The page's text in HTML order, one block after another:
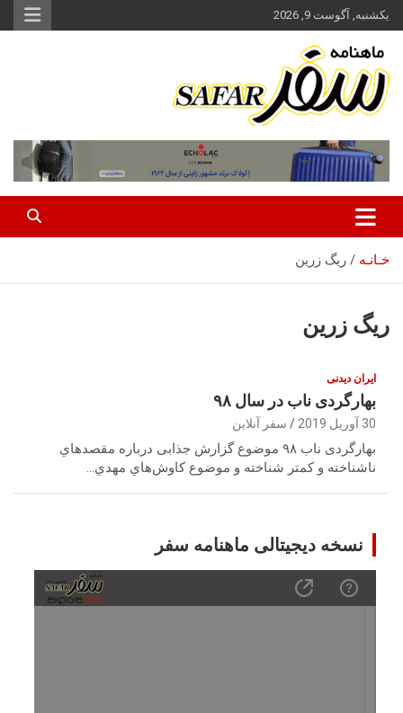
محتوا
بروید
یکشنبه, آگوست 9, 2026
سفر آنلاین
خـانـه ریگ زرین
ریگ زرین
ایران‌ دیدنی
بهارگردی ناب در سال ۹۸
30 آوریل 2019 سفر آنلاین
‬ناشناخته‭ ‬و‭ ‬كمتر‭ ‬شناخته‌‭ ‬و موضوع‭ ‬كاوش‌هاي‭ ‬مهدي‭…
نسخه دیجیتالی ماهنامه سفر